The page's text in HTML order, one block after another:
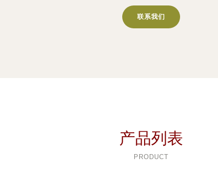
联系我们
产品列表
PRODUCT